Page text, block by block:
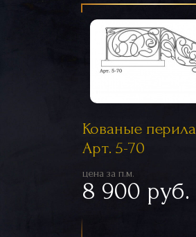
Кованые перила
Арт. 5-70
цена за п.м.
8 900 руб.